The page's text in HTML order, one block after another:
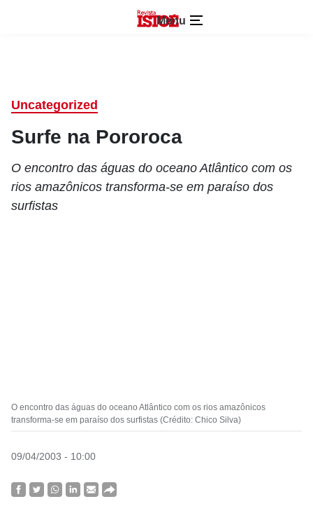
Menu
Uncategorized
Surfe na Pororoca
O encontro das águas do oceano Atlântico com os
rios amazônicos transforma-se em paraíso dos
surfistas
O encontro das águas do oceano Atlântico com os rios amazônicos
transforma-se em paraíso dos surfistas (Crédito: Chico Silva)
09/04/2003 - 10:00